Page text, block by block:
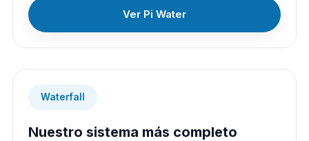
Ver Pi Water
Waterfall
Nuestro sistema más completo